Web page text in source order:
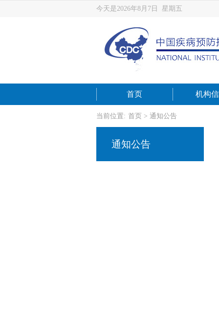
今天是2026年8月7日 星期五
首页 机构
当前位置: 首页 > 通知公告
通知公告